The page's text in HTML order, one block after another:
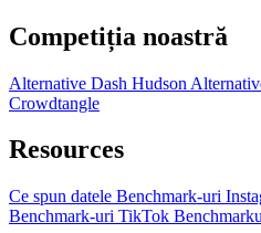
Competiția noastră
Alternative Dash Hudson
Crowdtangle
Resources
Ce spun datele Benchmark-uri
Benchmark-uri TikTok